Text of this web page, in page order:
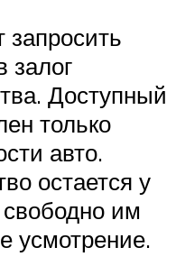
запросить
залог
Доступный
только
авто.
остается у
им
усмотрение.